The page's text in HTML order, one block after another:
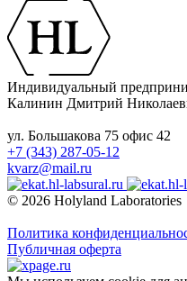
Индивидуальный
Калинин Дмитрий
ул. Большакова 75 офис 42
+7 (343) 287-05-12
kvarz@mail.ru
© 2026 Holyland Laboratories
Политика
Публичная оферта